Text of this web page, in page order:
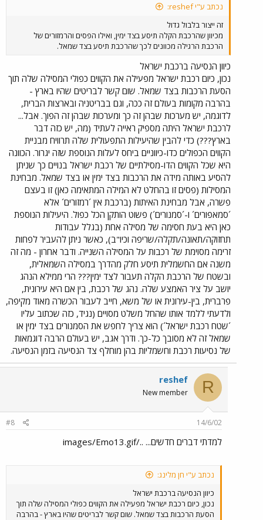
נכתב ע"י reshef:
זה ייצור בלבול גדול
מכיוון שהרכבת הקלה תיסע בצד ימין, ואילו הפסים והרמזורים של
הרכבת הרגילה מכוונים לכך שהרכבת תיסע בצד שמאל.
כיוון הנסיעה ברכבת ישראל
נכון, כיום רכבת ישראל מפעילה את הקווים כפולי המסילה שלה תוך
הסעת הרכבות בצד שמאל. שום קשר לבריטים שהיו בארץ -
בהרבה מקומות בעולם זה ככה, וגם בבריטניה ובארצות הברית,
לדוגמה, יש מערכות שבהן זה כך ומערכות שבהן זה הפוך. אבל...
לרכבת ישראל היתה מספיק ראייה לעתיד (מה, יש כזה דבר
בארץ???) כדי להבין שהיעילות התפעולית שלה תרוויח מבניית
הקווים הכפולים כדו-כיווניים ביחס לעלות הנוספת שזה יגרור. הכוונה
היא שכל הקווים הדו-מסילתיים של רכבת ישראל בנויים כך שניתן
להסיע באותה מידה את הרכבות בצד ימין או בצד שמאל. מבחינת
המסילות (פסים זו בהחלט לא המילה המתאימה כאן) זו בעצם
פשרה, אבל מבחינת האיתות (ברכבת אין ´רמזורים´ אלא
´סמאפורים´ ו-´סמנורים´) פשוט הותקן הכל כפול. היעילות הנוספת
כאן היא בעת חסימה של מסילה אחת (בגלל עבודות
תחזוקה/תאונה/תקלה/שריפה וכיו"ב), כאשר ניתן להעביר לפחות
זרימה מסוימת של רכבות על המסילה השנייה. ודבר אחרון - מה זה
משנה אם החשמלית תיסע חלק מהדרך במסילה השמאלית,
ובשטח של הרכבת הקלה תעבור לצד ימין??? הרי ממילא הנהג
יושב על ציר האמצע שלה. נהג של רכבת, בין אם היא עירונית,
פרברית, בין-עירונית או של משא, חייב לעבור הכשרה מאוד מקיפה,
ולדעתי ללמד אותו שהחל משלט מסויים (נגיד, כזה שכתוב עליו
´שטח רכבת ישראל´) הוא צריך לחפש את הסמנורים בצד ימין או
שמאל זה לא מסובך כל-כך. ודרך אגב, יש בעולם הרבה דוגמאות
של נסיעות רכבת וחשמליות בהן מוחלף צד הנסיעה בזמן הנסיעה.
R
reshef
New member
14/6/02
#8
למדתי דברים חדשים... ../images/Emo13.gif
נכתב ע"י חן מלינג:
כיוון הנסיעה ברכבת ישראל
נכון, כיום רכבת ישראל מפעילה את הקווים כפולי המסילה שלה תוך
הסעת הרכבות בצד שמאל. שום קשר לבריטים שהיו בארץ - בהרבה